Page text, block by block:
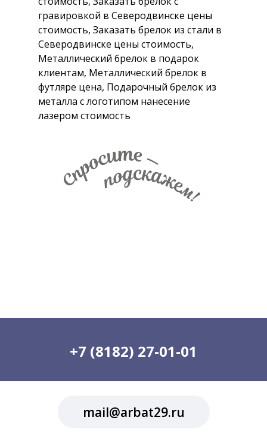
гравировкой в Северодвинске цены
стоимость, Заказать брелок из стали в
Северодвинске цены стоимость,
Металлический брелок в подарок
клиентам, Металлический брелок в
футляре цена, Подарочный брелок из
металла с логотипом нанесение
лазером стоимость
mail@arbat29.ru
+7 (8182) 27-01-01